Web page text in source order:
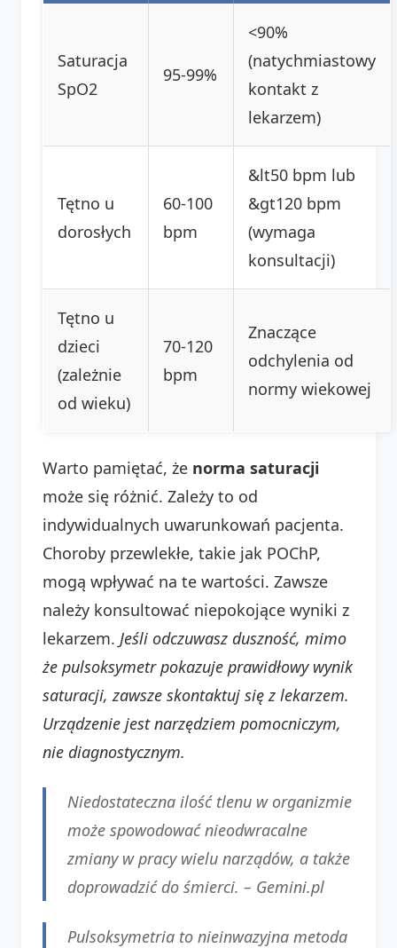
Saturacja
SpO2
95-99%
<90%
(natychmiastowy
kontakt z
lekarzem)
Tętno u
dorosłych
60-100
bpm
&lt50 bpm lub
&gt120 bpm
(wymaga
konsultacji)
Tętno u
dzieci
(zależnie
od wieku)
70-120
bpm
Znaczące
odchylenia od
normy wiekowej
Warto pamiętać, że norma saturacji
może się różnić. Zależy to od
indywidualnych uwarunkowań pacjenta.
Choroby przewlekłe, takie jak POChP,
mogą wpływać na te wartości. Zawsze
należy konsultować niepokojące wyniki z
lekarzem. Jeśli odczuwasz duszność, mimo
że pulsoksymetr pokazuje prawidłowy wynik
saturacji, zawsze skontaktuj się z lekarzem.
Urządzenie jest narzędziem pomocniczym,
nie diagnostycznym.
Niedostateczna ilość tlenu w organizmie
może spowodować nieodwracalne
zmiany w pracy wielu narządów, a także
doprowadzić do śmierci. – Gemini.pl
Pulsoksymetria to nieinwazyjna metoda